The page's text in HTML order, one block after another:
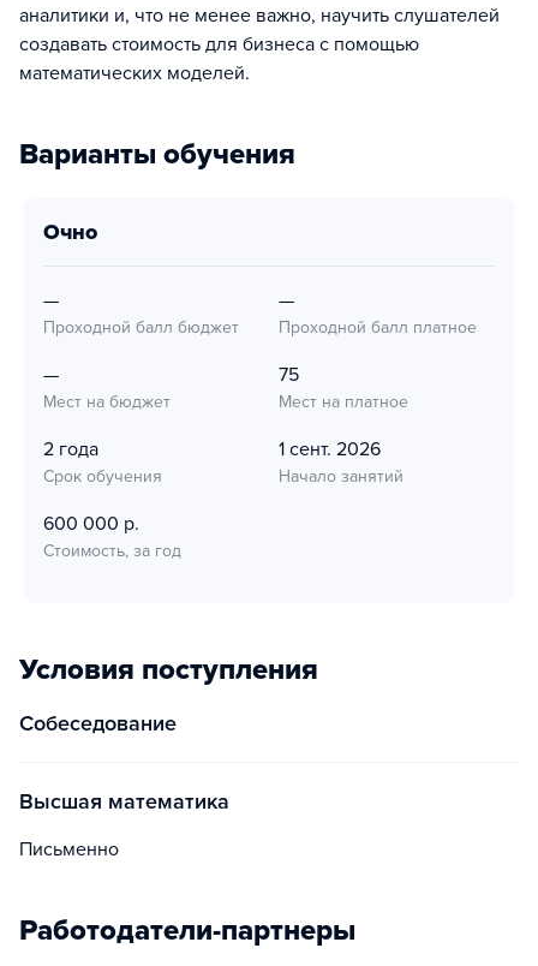
аналитики и, что не менее важно, научить слушателей
создавать стоимость для бизнеса с помощью
математических моделей.
Варианты обучения
очно
—
Проходной балл бюджет
—
Проходной балл платное
—
Мест на бюджет
75
Мест на платное
2 года
Срок обучения
1 сент. 2026
Начало занятий
600 000 р.
Стоимость, за год
Условия поступления
собеседование
высшая математика
письменно
Работодатели-партнеры